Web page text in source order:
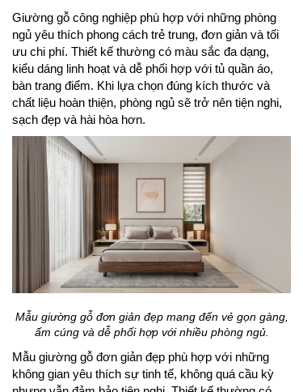
Giường gỗ công nghiệp phù hợp với những phòng
ngủ yêu thích phong cách trẻ trung, đơn giản và tối
ưu chi phí. Thiết kế thường có màu sắc đa dạng,
kiểu dáng linh hoạt và dễ phối hợp với tủ quần áo,
bàn trang điểm. Khi lựa chọn đúng kích thước và
chất liệu hoàn thiện, phòng ngủ sẽ trở nên tiện nghi,
sạch đẹp và hài hòa hơn.
Mẫu giường gỗ đơn giản đẹp mang đến vẻ gọn gàng,
ấm cúng và dễ phối hợp với nhiều phòng ngủ.
Mẫu giường gỗ đơn giản đẹp phù hợp với những
không gian yêu thích sự tinh tế, không quá cầu kỳ